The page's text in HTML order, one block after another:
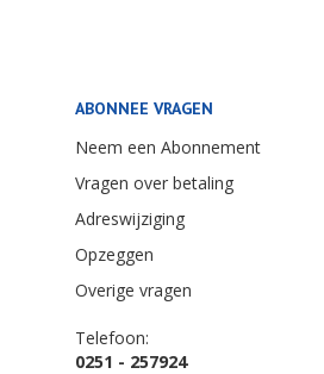
ABONNEE VRAGEN
Neem een Abonnement
Vragen over betaling
Adreswijziging
Opzeggen
Overige vragen
Telefoon:
0251 - 257924